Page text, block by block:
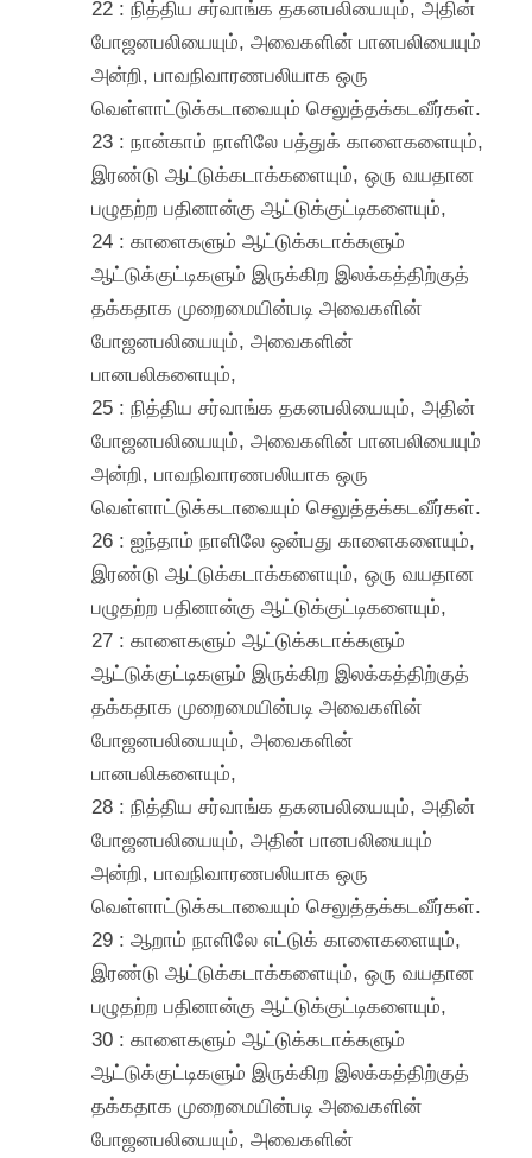
22 : நித்திய சர்வாங்க தகனபலியையும், அதின்
போஜனபலியையும், அவைகளின் பானபலியையும்
அன்றி, பாவநிவாரணபலியாக ஒரு
வெள்ளாட்டுக்கடாவையும் செலுத்தக்கடவீர்கள்.
23 : நான்காம் நாளிலே பத்துக் காளைகளையும்,
இரண்டு ஆட்டுக்கடாக்களையும், ஒரு வயதான
பழுதற்ற பதினான்கு ஆட்டுக்குட்டிகளையும்,
24 : காளைகளும் ஆட்டுக்கடாக்களும்
ஆட்டுக்குட்டிகளும் இருக்கிற இலக்கத்திற்குத்
தக்கதாக முறைமையின்படி அவைகளின்
போஜனபலியையும், அவைகளின்
பானபலிகளையும்,
25 : நித்திய சர்வாங்க தகனபலியையும், அதின்
போஜனபலியையும், அவைகளின் பானபலியையும்
அன்றி, பாவநிவாரணபலியாக ஒரு
வெள்ளாட்டுக்கடாவையும் செலுத்தக்கடவீர்கள்.
26 : ஐந்தாம் நாளிலே ஒன்பது காளைகளையும்,
இரண்டு ஆட்டுக்கடாக்களையும், ஒரு வயதான
பழுதற்ற பதினான்கு ஆட்டுக்குட்டிகளையும்,
27 : காளைகளும் ஆட்டுக்கடாக்களும்
ஆட்டுக்குட்டிகளும் இருக்கிற இலக்கத்திற்குத்
தக்கதாக முறைமையின்படி அவைகளின்
போஜனபலியையும், அவைகளின்
பானபலிகளையும்,
28 : நித்திய சர்வாங்க தகனபலியையும், அதின்
போஜனபலியையும், அதின் பானபலியையும்
அன்றி, பாவநிவாரணபலியாக ஒரு
வெள்ளாட்டுக்கடாவையும் செலுத்தக்கடவீர்கள்.
29 : ஆறாம் நாளிலே எட்டுக் காளைகளையும்,
இரண்டு ஆட்டுக்கடாக்களையும், ஒரு வயதான
பழுதற்ற பதினான்கு ஆட்டுக்குட்டிகளையும்,
30 : காளைகளும் ஆட்டுக்கடாக்களும்
ஆட்டுக்குட்டிகளும் இருக்கிற இலக்கத்திற்குத்
தக்கதாக முறைமையின்படி அவைகளின்
போஜனபலியையும், அவைகளின்